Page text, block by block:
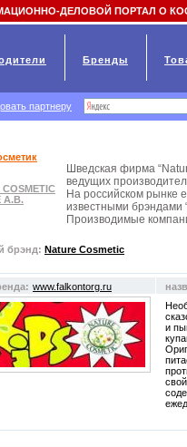
COSMETIC
A.B.
Шведская фирма
ведущих
На российском рынке
известными брэндами
Производимые
брэнд: Nature Cosmetic
www.falkontorg.ru
и
ДЕЛОВОЙ ПОРТАЛ О
Бренды
партнеру